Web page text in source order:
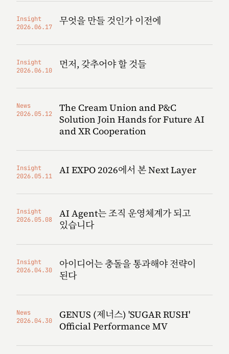
Insight
2026.06.17
무엇을 만들 것인가 이전에
Insight
2026.06.10
먼저, 갖추어야 할 것들
News
2026.05.12
The Cream Union and P&C
Solution Join Hands for Future AI
and XR Cooperation
Insight
2026.05.11
AI EXPO 2026에서 본 Next Layer
Insight
2026.05.08
AI Agent는 조직 운영체계가 되고
있습니다
Insight
2026.04.30
아이디어는 충돌을 통과해야 전략이
된다
News
2026.04.30
GENUS (제너스) 'SUGAR RUSH'
Official Performance MV